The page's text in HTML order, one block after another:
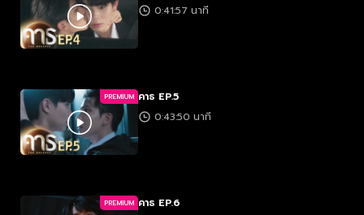
0:41:57 นาที
PREMIUM คาธ EP.5
0:43:50 นาที
PREMIUM คาธ EP.6